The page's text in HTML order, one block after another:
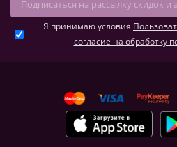
Я принимаю условия
согласие на обработку